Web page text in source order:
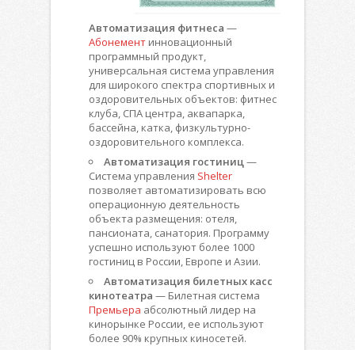
Автоматизация фитнеса —
Абонемент инновационный
программный продукт,
универсальная система управления
для широкого спектра спортивных и
оздоровительных объектов: фитнес
клуба, СПА центра, аквапарка,
бассейна, катка, физкультурно-
оздоровительного комплекса.
Автоматизация гостиниц—
Система управления Shelter
позволяет автоматизировать всю
операционную деятельность
объекта размещения: отеля,
пансионата, санатория. Программу
успешно используют более 1000
гостиниц в России, Европе и Азии.
Автоматизация билетных касс
кинотеатра — Билетная система
Премьера абсолютный лидер на
кинорынке России, ее используют
более 90% крупных киносетей.